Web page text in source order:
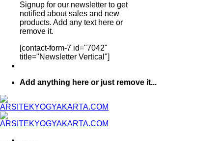
Signup for our newsletter to get
notified about sales and new
products. Add any text here or
remove it.
[contact-form-7 id="7042"
title="Newsletter Vertical"]
Add anything here or just remove it...